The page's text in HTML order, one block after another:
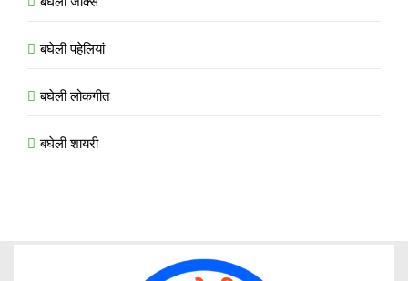
बघेली पहेलियां
बघेली लोकगीत
बघेली शायरी